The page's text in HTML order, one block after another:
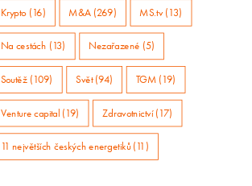
Krypto (16) M&A (269) MS.tv (13)
Na cestách (13) Nezařazené (5)
Soutěž (109) Svět (94) TGM (19)
Venture capital (19) Zdravotnictví (17)
11 největších českých energetiků (11)